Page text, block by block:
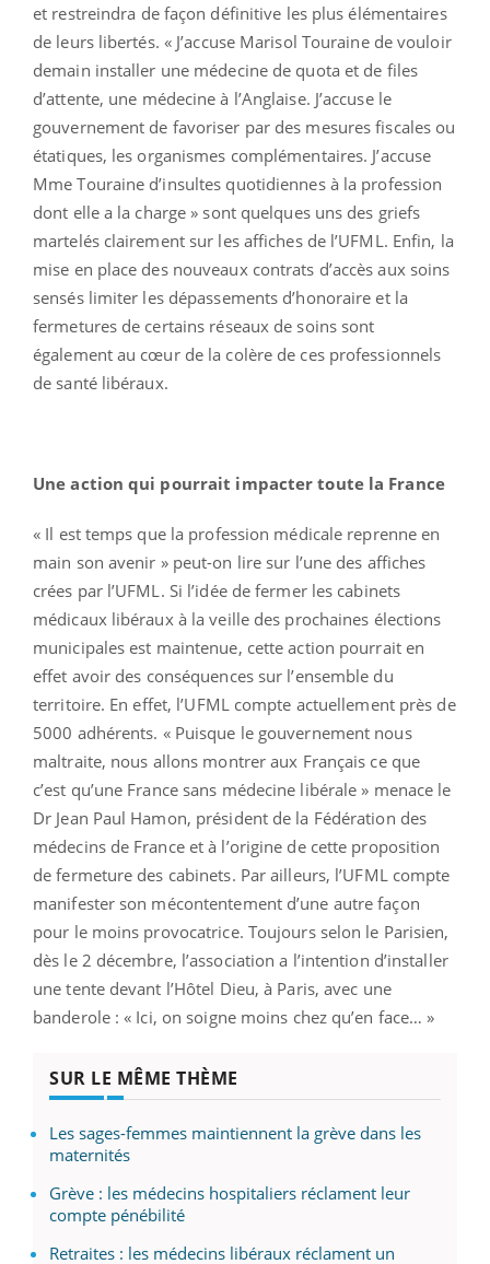
et restreindra de façon définitive les plus élémentaires
de leurs libertés. « J’accuse Marisol Touraine de vouloir
demain installer une médecine de quota et de files
d’attente, une médecine à l’Anglaise. J’accuse le
gouvernement de favoriser par des mesures fiscales ou
étatiques, les organismes complémentaires. J’accuse
Mme Touraine d’insultes quotidiennes à la profession
dont elle a la charge » sont quelques uns des griefs
martelés clairement sur les affiches de l’UFML. Enfin, la
mise en place des nouveaux contrats d’accès aux soins
sensés limiter les dépassements d’honoraire et la
fermetures de certains réseaux de soins sont
également au cœur de la colère de ces professionnels
de santé libéraux.
Une action qui pourrait impacter toute la France
« Il est temps que la profession médicale reprenne en
main son avenir » peut-on lire sur l’une des affiches
crées par l’UFML. Si l’idée de fermer les cabinets
médicaux libéraux à la veille des prochaines élections
municipales est maintenue, cette action pourrait en
effet avoir des conséquences sur l’ensemble du
territoire. En effet, l’UFML compte actuellement près de
5000 adhérents. « Puisque le gouvernement nous
maltraite, nous allons montrer aux Français ce que
c’est qu’une France sans médecine libérale » menace le
Dr Jean Paul Hamon, président de la Fédération des
médecins de France et à l’origine de cette proposition
de fermeture des cabinets. Par ailleurs, l’UFML compte
manifester son mécontentement d’une autre façon
pour le moins provocatrice. Toujours selon le Parisien,
dès le 2 décembre, l’association a l’intention d’installer
une tente devant l’Hôtel Dieu, à Paris, avec une
banderole : « Ici, on soigne moins chez qu’en face… »
SUR LE MÊME THÈME
Les sages-femmes maintiennent la grève dans les
maternités
Grève : les médecins hospitaliers réclament leur
compte pénébilité
Retraites : les médecins libéraux réclament un